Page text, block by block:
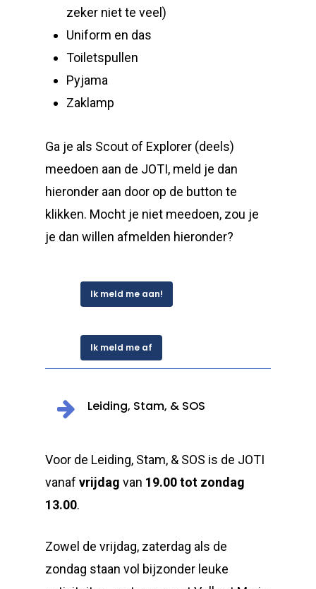
zeker niet te veel)
Uniform en das
Toiletspullen
Pyjama
Zaklamp
Ga je als Scout of Explorer (deels)
meedoen aan de JOTI, meld je dan
hieronder aan door op de button te
klikken. Mocht je niet meedoen, zou je
je dan willen afmelden hieronder?
Ik meld me aan!
Ik meld me af
Leiding, Stam, & SOS
Voor de Leiding, Stam, & SOS is de JOTI
vanafvrijdag van 19.00 tot zondag
13.00.
Zowel de vrijdag, zaterdag als de
zondag staan vol bijzonder leuke